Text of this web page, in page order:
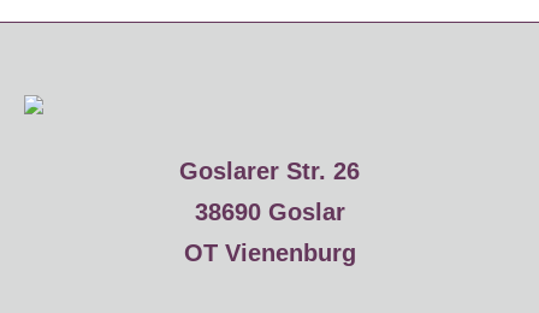
Goslarer Str. 26
38690 Goslar
OT Vienenburg